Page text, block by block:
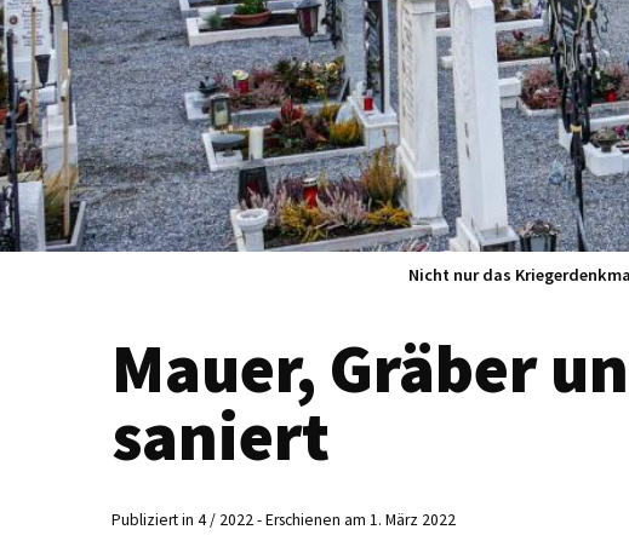
Nicht nur das
Mauer, Gräber
saniert
Publiziert in 4 / 2022 - Erschienen am 1. März 2022